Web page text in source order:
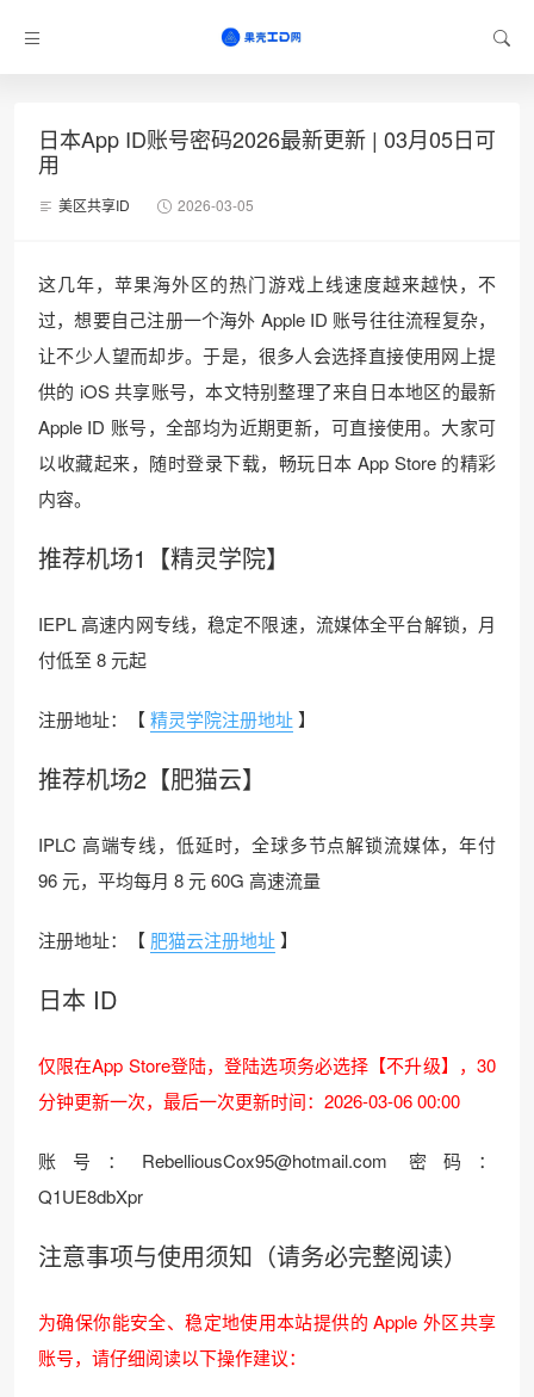
日本App ID账号密码2026最新更新 | 03月05日可
用
美区共享ID 2026-03-05
这几年，苹果海外区的热门游戏上线速度越来越快，不
过，想要自己注册一个海外 Apple ID 账号往往流程复杂，
让不少人望而却步。于是，很多人会选择直接使用网上提
供的 iOS 共享账号，本文特别整理了来自日本地区的最新
Apple ID 账号，全部均为近期更新，可直接使用。大家可
以收藏起来，随时登录下载，畅玩日本 App Store 的精彩
内容。
推荐机场1【精灵学院】
IEPL 高速内网专线，稳定不限速，流媒体全平台解锁，月
付低至 8 元起
注册地址：【精灵学院注册地址】
推荐机场2【肥猫云】
IPLC 高端专线，低延时，全球多节点解锁流媒体，年付
96 元，平均每月 8 元 60G 高速流量
注册地址：【 肥猫云注册地址】
日本 ID
仅限在App Store登陆，登陆选项务必选择【不升级】，30
分钟更新一次，最后一次更新时间：2026-03-06 00:00
账号：RebelliousCox95@hotmail.com 密码：
Q1UE8dbXpr
注意事项与使用须知（请务必完整阅读）
为确保你能安全、稳定地使用本站提供的 Apple 外区共享
账号，请仔细阅读以下操作建议：